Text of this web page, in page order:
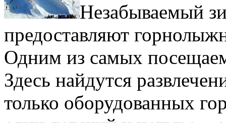
Незабываемый
предоставляют
Одним из самых
Здесь найдутся
только оборудованных